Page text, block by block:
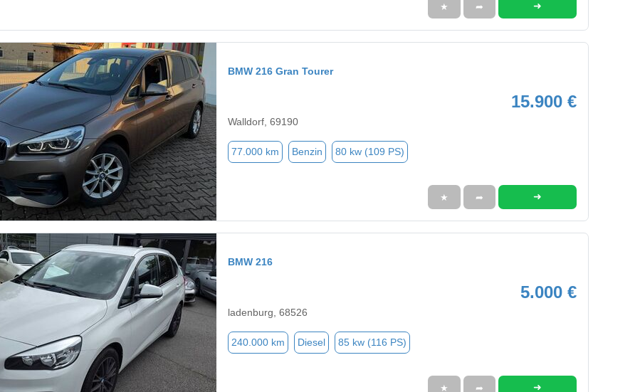
★ ➦ ➜
BMW 216 Gran Tourer
15.900 €
Walldorf, 69190
77.000 km Benzin 80 kw (109 PS)
★ ➦ ➜
BMW 216
5.000 €
ladenburg, 68526
240.000 km Diesel 85 kw (116 PS)
★ ➦ ➜